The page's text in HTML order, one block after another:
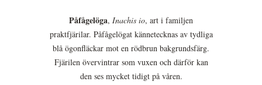
Påfågelöga, Inachis io, art i familjen
praktfjärilar. Påfågelögat kännetecknas av tydliga
blå ögonfläckar mot en rödbrun bakgrundsfärg.
Fjärilen övervintrar som vuxen och därför kan
den ses mycket tidigt på våren.